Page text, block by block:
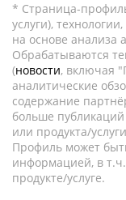
* Страница-
услуги),
на основе анализа
Обрабатываются
(новости, включая
аналитические
содержание
больше
или продукта/
Профиль может
информацией, в
продукте/услуге.